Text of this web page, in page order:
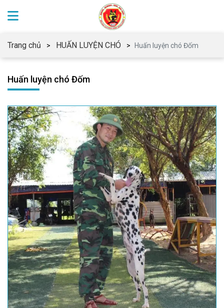
Trang chủ HUẤN LUYỆN CHÓ Huấn luyện chó Đốm
Huấn luyện chó Đốm